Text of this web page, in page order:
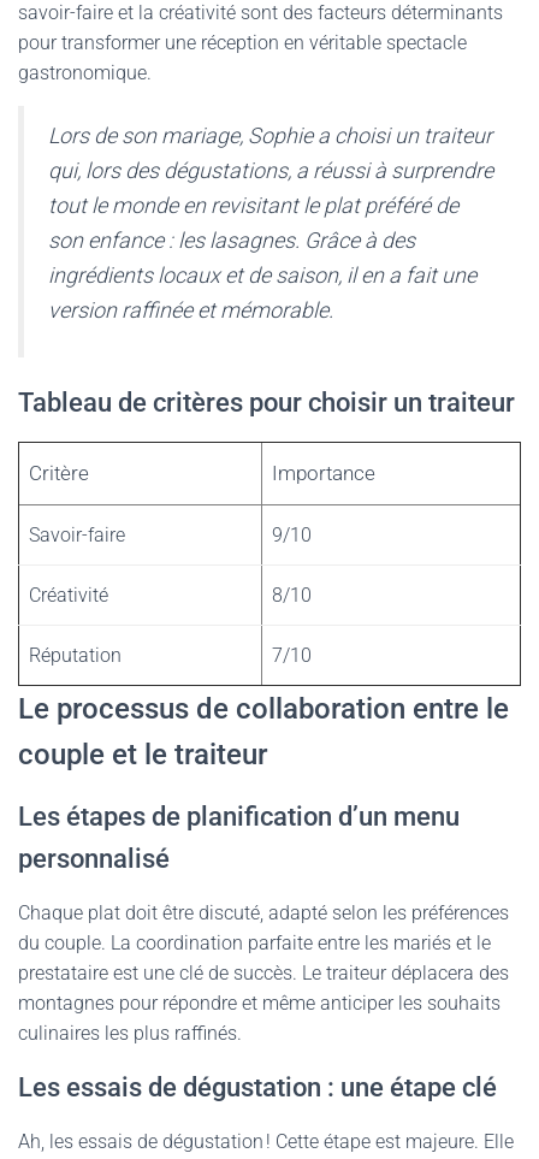
savoir-faire et la créativité sont des facteurs déterminants
pour transformer une réception en véritable spectacle
gastronomique.
Lors de son mariage, Sophie a choisi un traiteur
qui, lors des dégustations, a réussi à surprendre
tout le monde en revisitant le plat préféré de
son enfance : les lasagnes. Grâce à des
ingrédients locaux et de saison, il en a fait une
version raffinée et mémorable.
Tableau de critères pour choisir un traiteur
Critère Importance
Savoir-faire 9/10
Créativité 8/10
Réputation 7/10
Le processus de collaboration entre le
couple et le traiteur
Les étapes de planification d’un menu
personnalisé
Chaque plat doit être discuté, adapté selon les préférences
du couple. La coordination parfaite entre les mariés et le
prestataire est une clé de succès. Le traiteur déplacera des
montagnes pour répondre et même anticiper les souhaits
culinaires les plus raffinés.
Les essais de dégustation : une étape clé
Ah, les essais de dégustation ! Cette étape est majeure. Elle